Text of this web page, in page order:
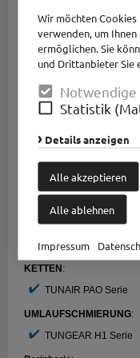
Wir möchten
verwenden, um
ermöglichen. Sie
und Drittanbieter Sie
Notwendige
Statistik
Details anzeigen
Alle akzeptieren
Alle ablehnen
Impressum
Als Schmierstoffexperte
TUNAPein breites
Verarbeitung von
Anforderungen stehen
Vordergrund.
Verarbeitung von
GETRIEBE:
TUNGEAR H1 Serie
LAGER:
TUNGREASE H1/EP-
KETTEN:
TUNAIR PAO Serie
UMLAUFSCHMIERUNG:
TUNGEAR H1 Serie